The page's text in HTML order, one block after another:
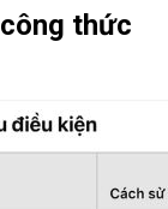
thức